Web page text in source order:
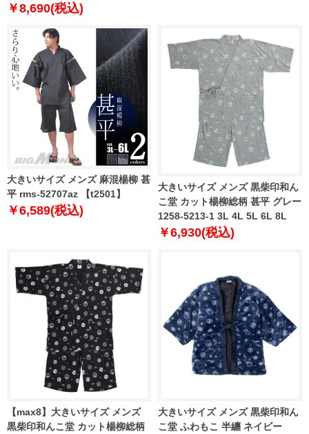
7L
￥8,690(税込)
大きいサイズ メンズ 麻混楊柳 甚
平 rms-52707az 【t2501】
￥6,589(税込)
大きいサイズ メンズ 黒柴印和ん
こ堂 カット楊柳総柄 甚平 グレー
1258-5213-1 3L 4L 5L 6L 8L
￥6,930(税込)
【max8】大きいサイズ メンズ
黒柴印和んこ堂 カット楊柳総柄
大きいサイズ メンズ 黒柴印和ん
こ堂 ふわもこ 半纏 ネイビー